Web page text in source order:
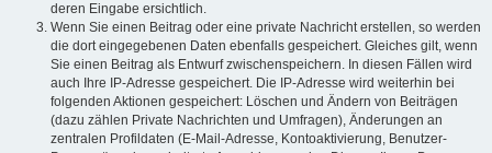
deren Eingabe ersichtlich.
Wenn Sie einen Beitrag oder eine private Nachricht erstellen, so werden
die dort eingegebenen Daten ebenfalls gespeichert. Gleiches gilt, wenn
Sie einen Beitrag als Entwurf zwischenspeichern. In diesen Fällen wird
auch Ihre IP-Adresse gespeichert. Die IP-Adresse wird weiterhin bei
folgenden Aktionen gespeichert: Löschen und Ändern von Beiträgen
(dazu zählen Private Nachrichten und Umfragen), Änderungen an
zentralen Profildaten (E-Mail-Adresse, Kontoaktivierung, Benutzer-